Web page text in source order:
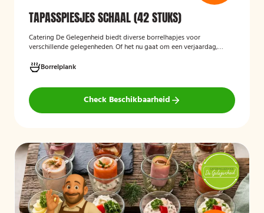
TAPASSPIESJES SCHAAL (42 STUKS)
Catering De Gelegenheid biedt diverse borrelhapjes voor
verschillende gelegenheden. Of het nu gaat om een verjaardag,
Hieronder ziet u een selectie uit ons aanbod. De tapasspiesjesschaal
is geschikt voor maximaal 6 personen.
Borrelplank
Check Beschikbaarheid